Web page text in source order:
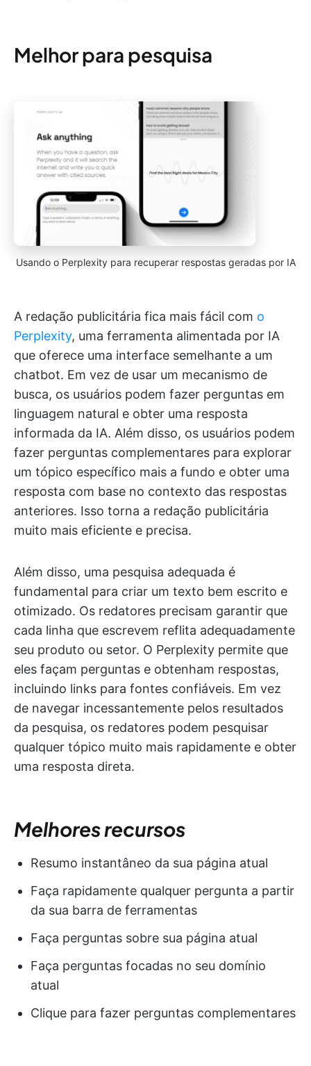
Melhor para pesquisa
Usando o Perplexity para recuperar respostas geradas por IA
A redação publicitária fica mais fácil com o
Perplexity, uma ferramenta alimentada por IA
que oferece uma interface semelhante a um
chatbot. Em vez de usar um mecanismo de
busca, os usuários podem fazer perguntas em
linguagem natural e obter uma resposta
informada da IA. Além disso, os usuários podem
fazer perguntas complementares para explorar
um tópico específico mais a fundo e obter uma
resposta com base no contexto das respostas
anteriores. Isso torna a redação publicitária
muito mais eficiente e precisa.
Além disso, uma pesquisa adequada é
fundamental para criar um texto bem escrito e
otimizado. Os redatores precisam garantir que
cada linha que escrevem reflita adequadamente
seu produto ou setor. O Perplexity permite que
eles façam perguntas e obtenham respostas,
incluindo links para fontes confiáveis. Em vez
de navegar incessantemente pelos resultados
da pesquisa, os redatores podem pesquisar
qualquer tópico muito mais rapidamente e obter
uma resposta direta.
Melhores recursos
Resumo instantâneo da sua página atual
Faça rapidamente qualquer pergunta a partir
da sua barra de ferramentas
Faça perguntas sobre sua página atual
Faça perguntas focadas no seu domínio
atual
Clique para fazer perguntas complementares